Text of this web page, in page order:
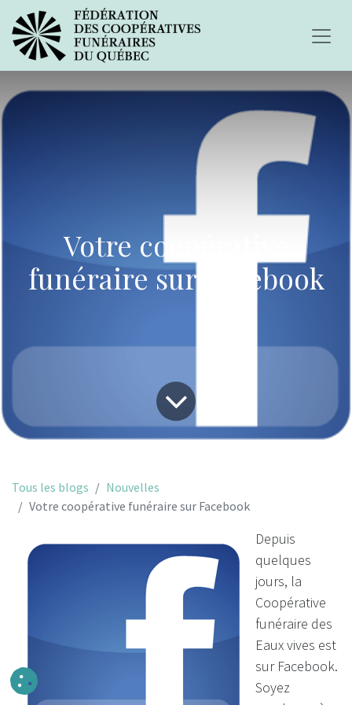
Votre coopérative
funéraire sur Facebook
Tous les blogs
Nouvelles
Votre coopérative funéraire sur Facebook
Depuis
quelques
jours, la
Coopérative
funéraire des
Eaux vives est
sur Facebook.
Soyez